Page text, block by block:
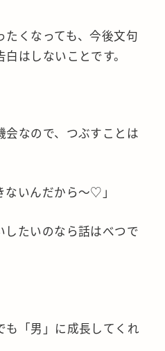
くなっても、今後文句
はしないことです。
会なので、つぶすことは
ないんだから～♡」
したいのなら話はべつで
も「男」に成長してくれ